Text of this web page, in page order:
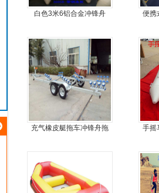
白色3米6铝合金冲锋舟
便携
充气橡皮艇拖车冲锋舟拖
手摇